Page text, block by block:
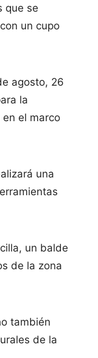
que se
un cupo
agosto, 26
la
el marco
una
un balde
de la zona
también
de la